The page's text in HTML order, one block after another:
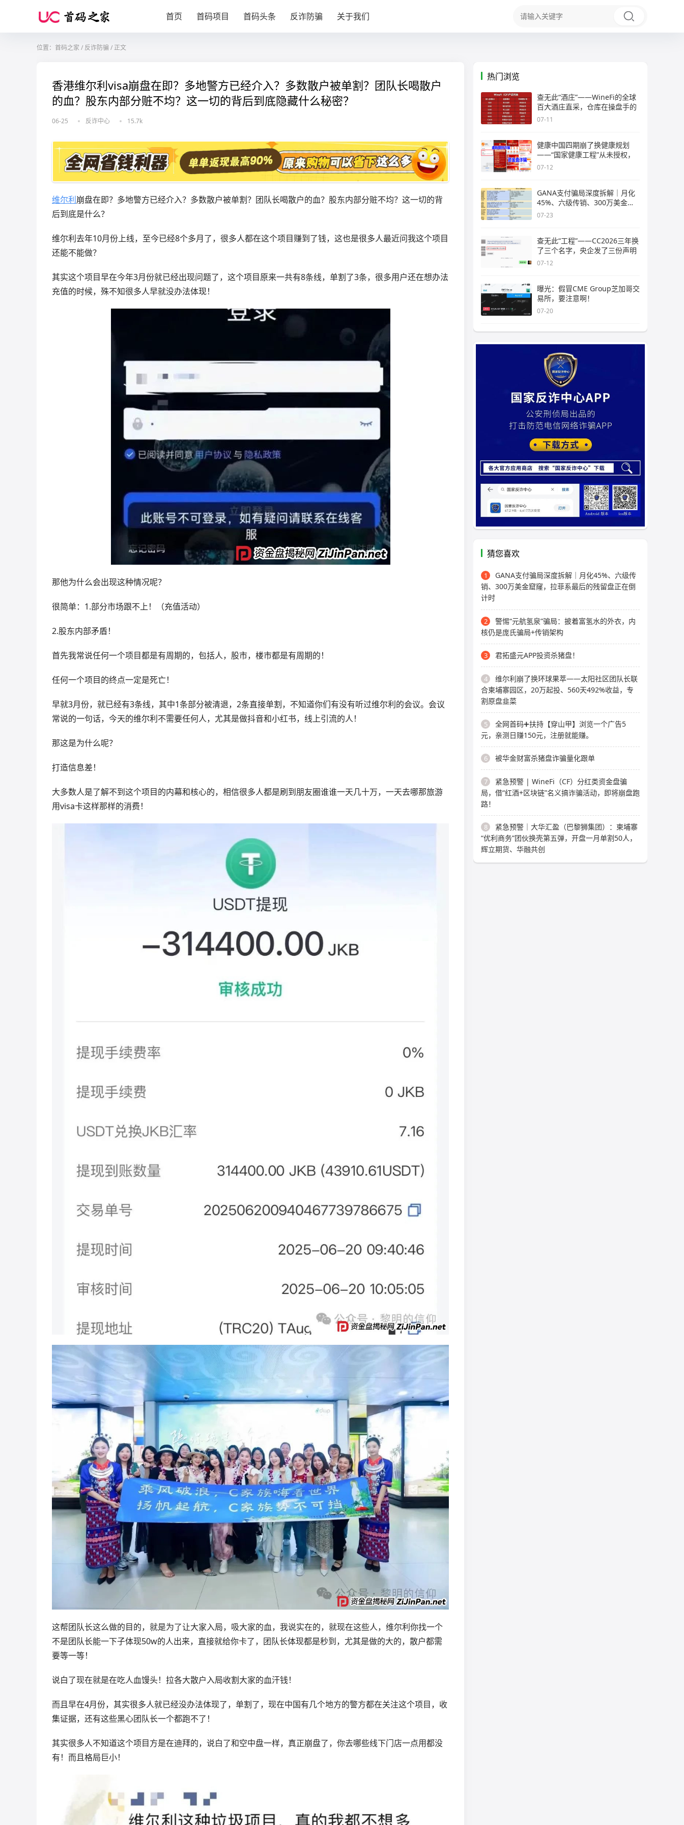
首页 首码项目 首码头条 反诈防骗 关于我们
位置： 首码之家 / 反诈防骗 /正文
香港维尔利visa崩盘在即？多地警方已经介入？多数散户被单割？团队长喝散户
的血？股东内部分赃不均？这一切的背后到底隐藏什么秘密？
06-25 反诈中心 15.7k
维尔利崩盘在即？多地警方已经介入？多数散户被单割？团队长喝散户的血？股东内部分赃不均？这一切的背
后到底是什么？
维尔利去年10月份上线，至今已经8个多月了，很多人都在这个项目赚到了钱，这也是很多人最近问我这个项目
还能不能做？
其实这个项目早在今年3月份就已经出现问题了，这个项目原来一共有8条线，单割了3条，很多用户还在想办法
充值的时候，殊不知很多人早就没办法体现！
那他为什么会出现这种情况呢？
很简单：1.部分市场跟不上！（充值活动）
2.股东内部矛盾！
首先我常说任何一个项目都是有周期的，包括人，股市，楼市都是有周期的！
任何一个项目的终点一定是死亡！
早就3月份，就已经有3条线，其中1条部分被清退，2条直接单割，不知道你们有没有听过维尔利的会议。会议
常说的一句话，今天的维尔利不需要任何人，尤其是做抖音和小红书，线上引流的人！
那这是为什么呢？
打造信息差！
大多数人是了解不到这个项目的内幕和核心的，相信很多人都是刷到朋友圈谁谁一天几十万，一天去哪那旅游
用visa卡这样那样的消费！
这帮团队长这么做的目的，就是为了让大家入局，吸大家的血，我说实在的，就现在这些人，维尔利你找一个
不是团队长能一下子体现50w的人出来，直接就给你卡了，团队长体现都是秒到，尤其是做的大的，散户都需
要等一等！
说白了现在就是在吃人血馒头！拉各大散户入局收割大家的血汗钱！
而且早在4月份，其实很多人就已经没办法体现了，单割了，现在中国有几个地方的警方都在关注这个项目，收
集证据，还有这些黑心团队长一个都跑不了！
其实很多人不知道这个项目方是在迪拜的，说白了和空中盘一样，真正崩盘了，你去哪些线下门店一点用都没
有！而且格局巨小！
热门浏览
查无此“酒庄”——WineFi的全球
百大酒庄直采，仓库在操盘手的
07-11
健康中国四期崩了换健康规划
——“国家健康工程”从未授权，
07-12
GANA支付骗局深度拆解｜月化
45%、六级传销、300万美金窟
窿，拉菲
07-23
查无此“工程”——CC2026三年换
了三个名字，央企发了三份声明
07-12
曝光：假冒CME Group芝加哥交
易所，要注意啊！
07-20
猜您喜欢
1
GANA支付骗局深度拆解｜月化45%、六级传
销、300万美金窟窿，拉菲系最后的残留盘正在倒
计时
2
警惕“元航氢泉”骗局：披着富氢水的外衣，内
核仍是庞氏骗局+传销架构
3 君拓盛元APP投资杀猪盘！
4
维尔利崩了换环球果萃——太阳社区团队长联
合柬埔寨园区，20万起投、560天492%收益，专
割原盘韭菜
5
全网首码➕扶持【穿山甲】浏览一个广告5
元，亲测日赚150元，注册就能赚。
6 被华金财富杀猪盘诈骗量化跟单
7
紧急预警 | WineFi（CF）分红类资金盘骗
局，借“红酒+区块链”名义搞诈骗活动，即将崩盘跑
路！
8
紧急预警｜大华汇盈（巴黎狮集团）：柬埔寨
“优利商务”团伙换壳第五弹，开盘一月单割50人，
辉立期货、华融共创